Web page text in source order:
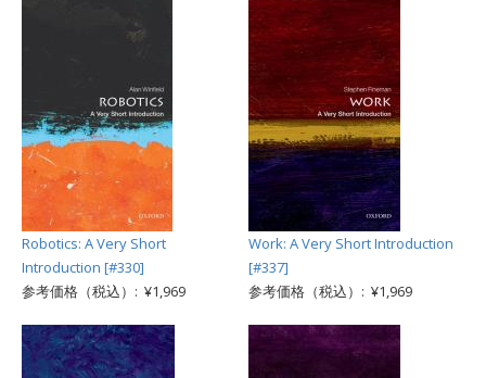
Robotics: A Very Short
Introduction [#330]
参考価格（税込）: ¥1,969
Work: A Very Short Introduction
[#337]
参考価格（税込）: ¥1,969